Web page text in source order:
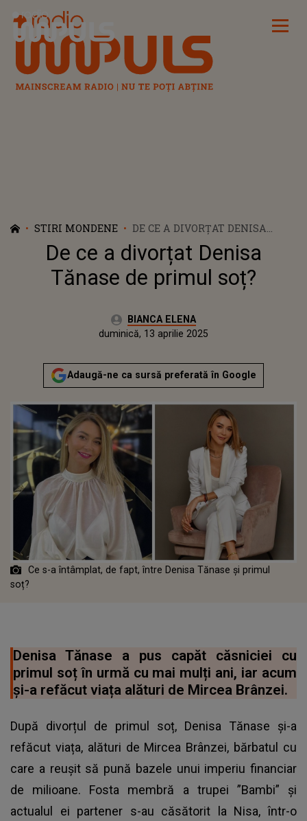
Radio Impuls
STIRI MONDENE
DE CE A DIVORȚAT DENISA
TĂNASE DE PRIMUL SOȚ?
De ce a divorțat Denisa
Tănase de primul soț?
Autor:BIANCA ELENA
sâmbătă, 13 aprilie 2024Actualizat:
duminică, 13 aprilie 2025
Adaugă-ne ca sursă preferată în Google
Ce s-a întâmplat, de fapt, între Denisa Tănase și primul
soț?
Denisa Tănase a pus capăt căsniciei cu
primul soț în urmă cu mai mulți ani, iar acum
și-a refăcut viața alături de Mircea Brânzei.
După divorțul de primul soț, Denisa Tănase și-a
refăcut viața, alături de Mircea Brânzei, bărbatul cu
care a reușit să pună bazele unui imperiu financiar
de milioane. Fosta membră a trupei ”Bambi” și
actualul ei partener s-au căsătorit la Nisa, într-o